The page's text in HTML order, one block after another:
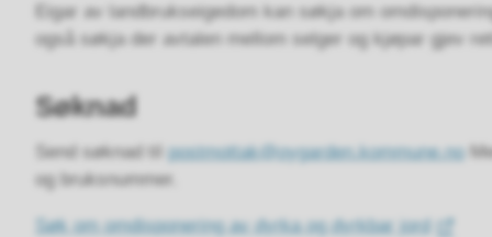
Eigar av landbrukseigedom kan søkja om
også søkja der avtalen mellom selger og kjøpar gjev
Søknad
Send søknad til postmottak@oygarden.kommune.no
og bruksnummer.
Søk om omdisponering av dyrka og dyrkbar jord